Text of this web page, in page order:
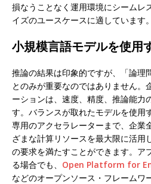
損なうことなく運用環境にシームレ
イズのユースケースに適しています。
小規模言語モデルを使用
推論の結果は印象的ですが、「論理
とのみが重要なのではありません。
ーションは、速度、精度、推論能力
す。バランスが取れたモデルを使用
専用のアクセラレーターまで、企業
ざまな計算リソースを最大限に活用
の要求を満たすことができます。ア
る場合でも、 Open Platform for
などのオープンソース・フレームワ